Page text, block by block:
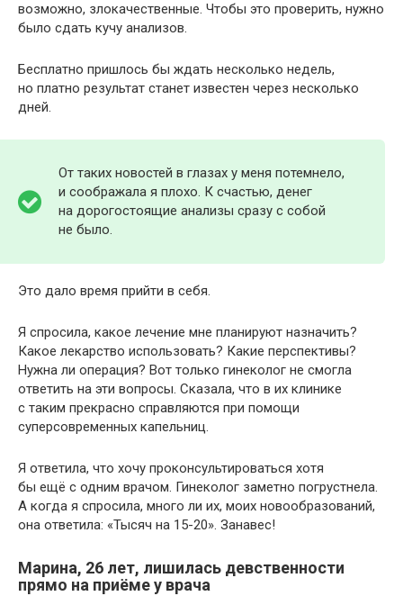
возможно, злокачественные. Чтобы это проверить, нужно
было сдать кучу анализов.
Бесплатно пришлось бы ждать несколько недель,
но платно результат станет известен через несколько
дней.
От таких новостей в глазах у меня потемнело,
и соображала я плохо. К счастью, денег
на дорогостоящие анализы сразу с собой
не было.
Это дало время прийти в себя.
Я спросила, какое лечение мне планируют назначить?
Какое лекарство использовать? Какие перспективы?
Нужна ли операция? Вот только гинеколог не смогла
ответить на эти вопросы. Сказала, что в их клинике
с таким прекрасно справляются при помощи
суперсовременных капельниц.
Я ответила, что хочу проконсультироваться хотя
бы ещё с одним врачом. Гинеколог заметно погрустнела.
А когда я спросила, много ли их, моих новообразований,
она ответила: «Тысяч на 15-20». Занавес!
Марина, 26 лет, лишилась девственности
прямо на приёме у врача